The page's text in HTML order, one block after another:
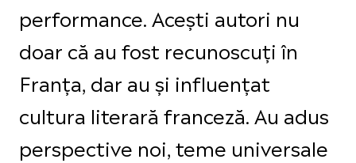
performance. Acești autori nu
doar că au fost recunoscuți în
Franța, dar au și influențat
cultura literară franceză. Au adus
perspective noi, teme universale